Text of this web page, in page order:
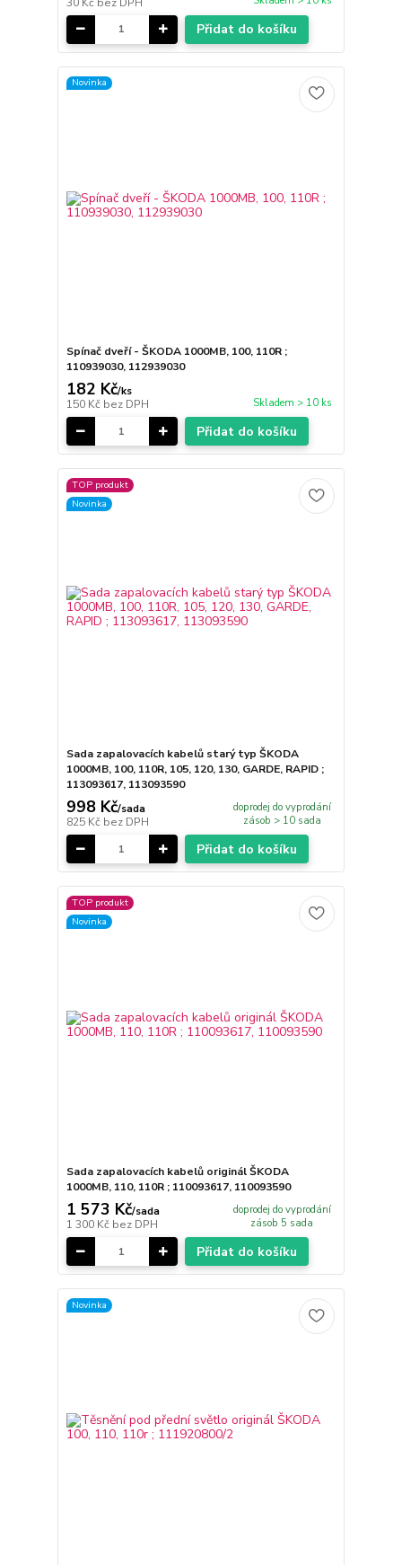
Přidat do košíku
Novinka
Spínač dveří - ŠKODA 1000MB, 100, 110R ;
110939030, 112939030
182 Kč/ks
150 Kč bez DPH Skladem > 10 ks
Přidat do košíku
TOP produkt
Novinka
Sada zapalovacích kabelů starý typ ŠKODA
1000MB, 100, 110R, 105, 120, 130, GARDE, RAPID ;
113093617, 113093590
998 Kč/sada
825 Kč bez DPH
doprodej do vyprodání
zásob > 10 sada
Přidat do košíku
TOP produkt
Novinka
Sada zapalovacích kabelů originál ŠKODA
1000MB, 110, 110R ; 110093617, 110093590
1 573 Kč/sada
1 300 Kč bez DPH
doprodej do vyprodání
zásob 5 sada
Přidat do košíku
Novinka